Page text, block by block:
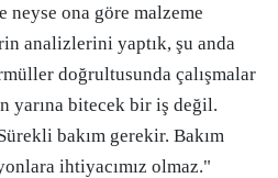
neyse ona göre malzeme
analizlerini yaptık, şu anda
doğrultusunda çalışmalar
yarına bitecek bir iş değil.
bakım gerekir. Bakım
ihtiyacımız olmaz."